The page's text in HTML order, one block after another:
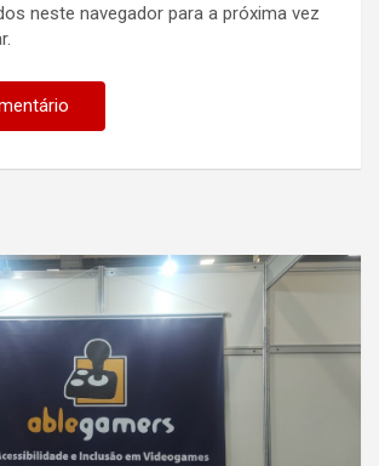
neste navegador para a próxima vez